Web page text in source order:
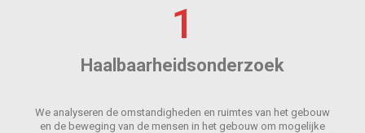
1
Haalbaarheidsonderzoek
We analyseren de omstandigheden en ruimtes van het gebouw
en de beweging van de mensen in het gebouw om mogelijke